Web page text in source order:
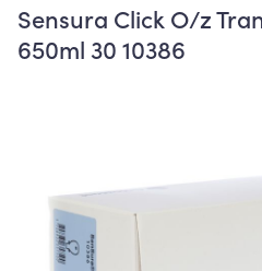
Sensura Click O/z
650ml 30 10386